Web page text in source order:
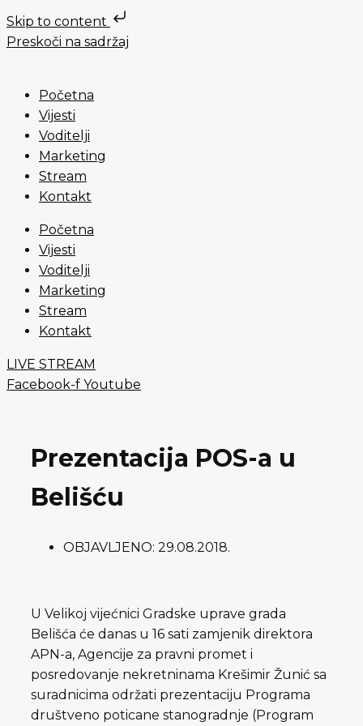
Skip to content
Preskoči na sadržaj
Početna
Vijesti
Voditelji
Marketing
Stream
Kontakt
Početna
Vijesti
Voditelji
Marketing
Stream
Kontakt
LIVE STREAM
Facebook-f Youtube
Prezentacija POS-a u
Belišću
OBJAVLJENO: 29.08.2018.
U Velikoj vijećnici Gradske uprave grada
Belišća će danas u 16 sati zamjenik direktora
APN-a, Agencije za pravni promet i
posredovanje nekretninama Krešimir Žunić sa
suradnicima održati prezentaciju Programa
društveno poticane stanogradnje (Program